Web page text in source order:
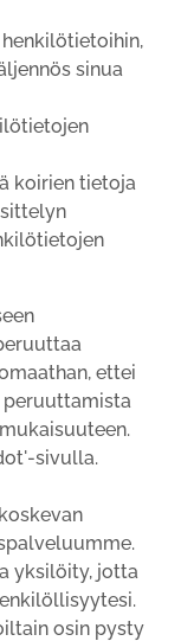
sinua
koirien tietoja
ettei
peruuttamista
sivulla.
yksilöity, jotta
osin pysty